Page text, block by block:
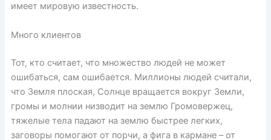
имеет мировую известность.
Много клиентов
Тот, кто считает, что множество людей не может
ошибаться, сам ошибается. Миллионы людей считали,
что Земля плоская, Солнце вращается вокруг Земли,
громы и молнии низводит на землю Громовержец,
тяжелые тела падают на землю быстрее легких,
заговоры помогают от порчи, а фига в кармане – от